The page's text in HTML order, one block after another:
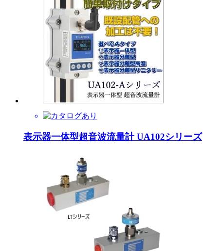
表示器一体型超音波流量計 UA102シリーズ